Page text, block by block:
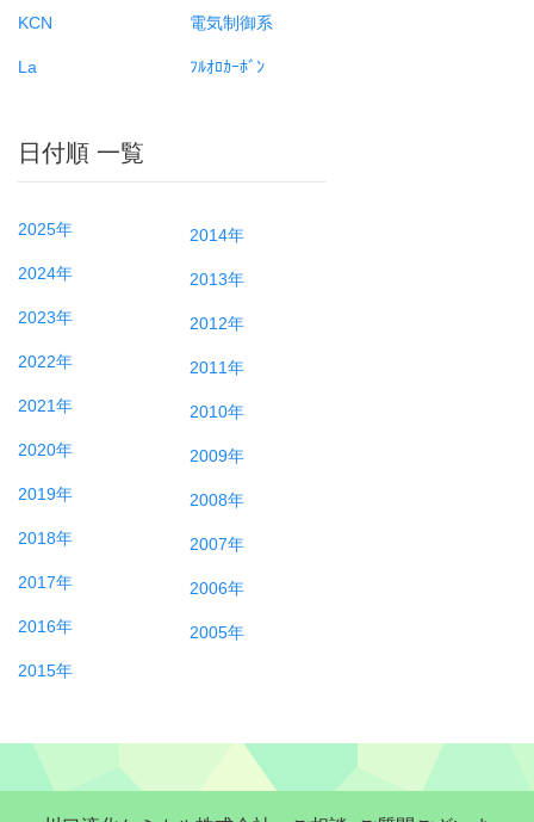
KCN
La
電気制御系
ﾌﾙｵﾛｶｰﾎﾞﾝ
日付順 一覧
2025年
2024年
2023年
2022年
2021年
2020年
2019年
2018年
2017年
2016年
2015年
2014年
2013年
2012年
2011年
2010年
2009年
2008年
2007年
2006年
2005年